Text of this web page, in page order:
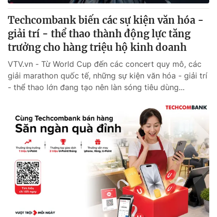
Techcombank biến các sự kiện văn hóa -
giải trí - thể thao thành động lực tăng
trưởng cho hàng triệu hộ kinh doanh
VTV.vn - Từ World Cup đến các concert quy mô, các
giải marathon quốc tế, những sự kiện văn hóa - giải trí
- thể thao lớn đang tạo nên làn sóng tiêu dùng...